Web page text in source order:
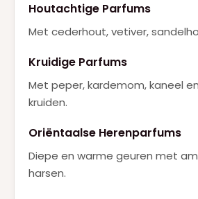
Houtachtige Parfums
Met cederhout, vetiver,
Kruidige Parfums
Met peper, kardemom, kaneel
kruiden.
Oriëntaalse Herenparfums
Diepe en warme geuren met
harsen.